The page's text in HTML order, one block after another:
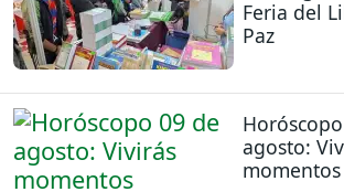
Feria del
Paz
agosto:
momentos